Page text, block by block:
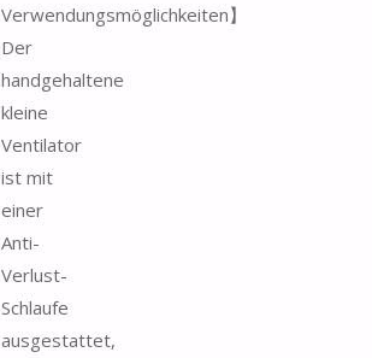
Verwendungsmöglichkeiten】
Der
handgehaltene
kleine
Ventilator
ist mit
einer
Anti-
Verlust-
Schlaufe
ausgestattet,